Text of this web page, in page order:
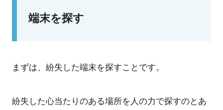
端末を探す
まずは、紛失した端末を探すことです。
紛失した心当たりのある場所を人の力で探すのとあ